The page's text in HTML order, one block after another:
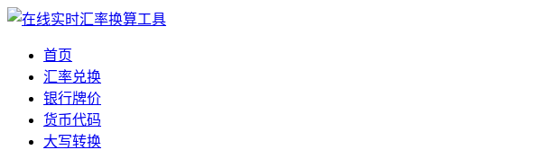
首页
汇率兑换
银行牌价
货币代码
大写转换